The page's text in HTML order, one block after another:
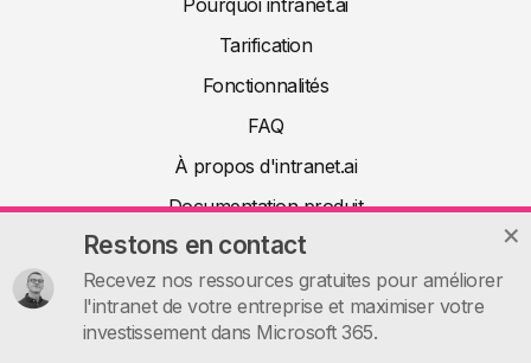
Restons en contact
Recevez nos ressources gratuites pour améliorer
l'intranet de votre entreprise et maximiser votre
investissement dans Microsoft 365.
Tarification
Fonctionnalités
FAQ
À propos d'intranet.ai
Documentation produit
Articles
Ressources utiles
Contactez-nous